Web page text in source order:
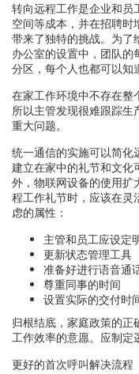
转向远程工作是企业和员
空间等成本，并在招聘
带来了独特的挑战。为了
办公室的设置中，团队
分区，每个人也都可以知
在家工作环境中不存在整
所以主管发现很难跟踪生
重大问题。
统一通信的实施可以简化
建立在家中的礼节和文化
外，物联网设备的使用扩
程工作礼节时，应该在灵
虑的属性：
主管和员工应设定
更新状态管理工具
准备好进行语音通
尊重同事的时间
设置实际的交付时
归根结底，家庭政策的正
工作效率的意愿。应制定
更好的首次呼叫解决流程